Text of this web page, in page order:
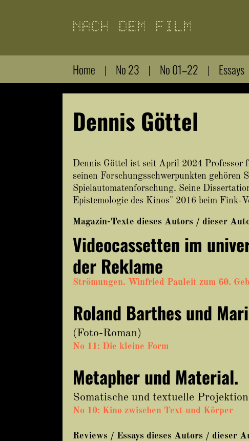
Home No 23 No 01–22 Essays
Dennis Göttel
Dennis Göttel ist seit April 2024
seinen Forschungsschwerpunkten gehören
Spielautomatenforschung. Seine
Epistemologie des Kinos" 2016 beim Fink-
Magazin-Texte dieses Autors / dieser
Videocassetten im
der Reklame
Strömungen. Winfried Pauleit zum 60.
Roland Barthes und
(Foto-Roman)
No 11: Die kleine Form
Metapher und Material.
Somatische und textuelle
No 10: Kino zwischen Text und Körper
Reviews / Essays dieses Autors / dieser